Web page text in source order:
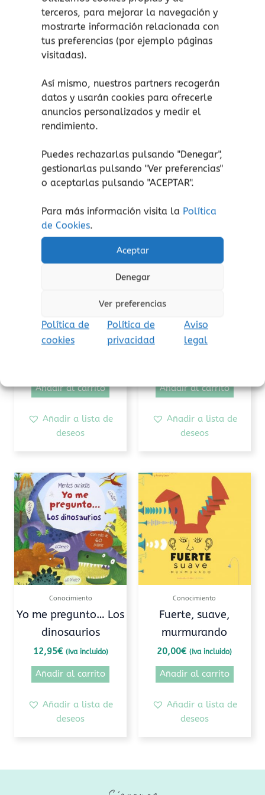
terceros, para mejorar la navegación y
mostrarte información relacionada con
tus preferencias (por ejemplo páginas
visitadas).
Así mismo, nuestros partners recogerán
datos y usarán cookies para ofrecerle
anuncios personalizados y medir el
rendimiento.
Puedes rechazarlas pulsando "Denegar",
gestionarlas pulsando "Ver preferencias"
o aceptarlas pulsando "ACEPTAR".
Para más información visita la Política
de Cookies.
Aceptar
Denegar
Ver preferencias
Política de
cookies
Política de
privacidad
Aviso
legal
Interactividad: dispone de lengüetas
fáciles de manejar para manos
pequeñas y actividades marcadas con
una estrella que estimulan la
Formato resistente:editado en cartoné
(páginas de cartón grueso), ideal para
soportar el uso constante de peques
de 0 a 5 años.
Productos relacionados
Conocimiento
El combibestiario
Añadir al carrito
Añadir a lista de
deseos
Arte y creatividad
Un libro (cartoné)
Añadir al carrito
Añadir a lista de
deseos
Conocimiento
Yo me pregunto… Los
dinosaurios
12,95€ (Iva incluido)
Añadir al carrito
Añadir a lista de
deseos
Conocimiento
Fuerte, suave,
murmurando
20,00€ (Iva incluido)
Añadir al carrito
Añadir a lista de
deseos